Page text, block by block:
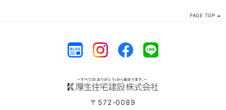
PAGE TOP
〒572-0089